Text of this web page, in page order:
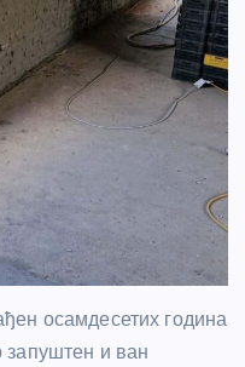
осамдесетих година
запуштен и ван